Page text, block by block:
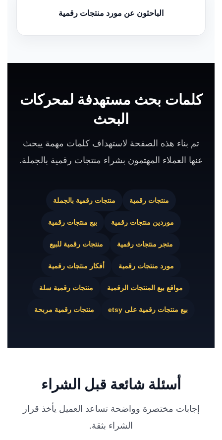
الباحثون عن مورد منتجات رقمية
كلمات بحث مستهدفة لمحركات
البحث
تم بناء هذه الصفحة لاستهداف كلمات مهمة يبحث
عنها العملاء المهتمون بشراء منتجات رقمية بالجملة.
منتجات رقمية منتجات رقمية بالجملة
موردين منتجات رقمية بيع منتجات رقمية
متجر منتجات رقمية منتجات رقمية للبيع
مورد منتجات رقمية أفكار منتجات رقمية
مواقع بيع المنتجات الرقمية منتجات رقمية سلة
بيع منتجات رقمية على etsy منتجات رقمية مربحة
أسئلة شائعة قبل الشراء
إجابات مختصرة وواضحة تساعد العميل يأخذ قرار
الشراء بثقة.